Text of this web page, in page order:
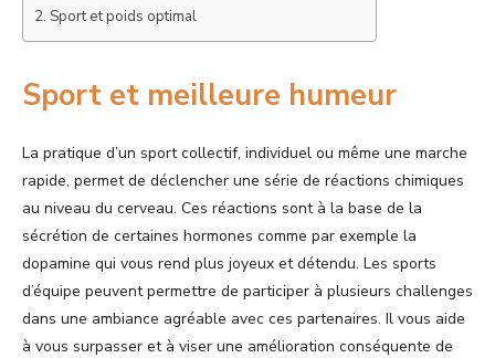
Sport et poids optimal
Sport et meilleure humeur
La pratique d’un sport collectif, individuel ou même une marche
rapide, permet de déclencher une série de réactions chimiques
au niveau du cerveau. Ces réactions sont à la base de la
sécrétion de certaines hormones comme par exemple la
dopamine qui vous rend plus joyeux et détendu. Les sports
d’équipe peuvent permettre de participer à plusieurs challenges
dans une ambiance agréable avec ces partenaires. Il vous aide
à vous surpasser et à viser une amélioration conséquente de